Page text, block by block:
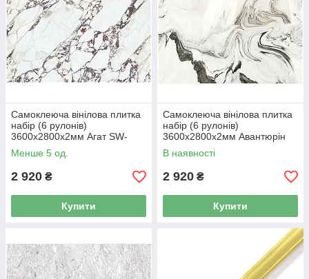
Самоклеюча вінілова плитка
набір (6 рулонів)
3600х2800х2мм Агат SW-
00001460
Менше 5 од.
2 920 ₴
Купити
Самоклеюча вінілова плитка
набір (6 рулонів)
3600х2800х2мм Авантюрін
SW-00001461
В наявності
2 920 ₴
Купити